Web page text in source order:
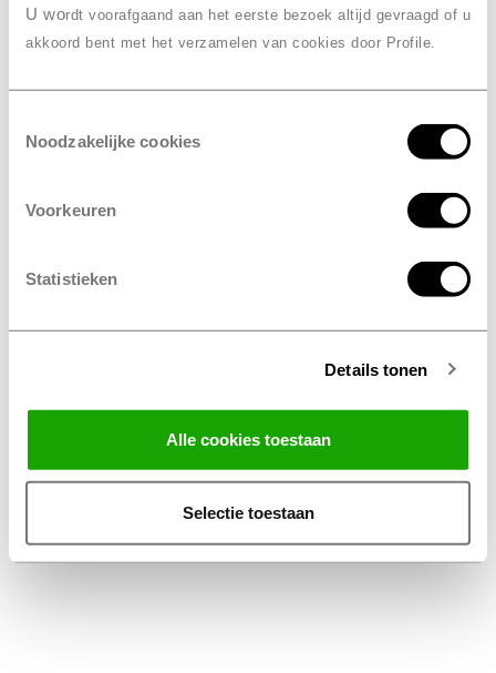
U wordt voorafgaand aan het eerste bezoek altijd gevraagd of u
akkoord bent met het verzamelen van cookies door Profile.
Noodzakelijke cookies
Voorkeuren
Statistieken
Details tonen
Alle cookies toestaan
Selectie toestaan
Algemene voorwaarden
Privacy Statement
Disclaimer